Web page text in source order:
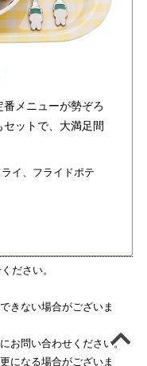
メニューが勢ぞろ
ットで、大満足間
イ、フライドポテ
ださい。
きない場合がございま
お問い合わせください。
になる場合がございま